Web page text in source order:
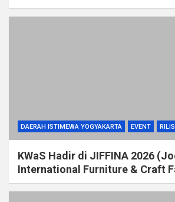
DAERAH ISTIMEWA YOGYAKARTA EVENT
KWaS Hadir di JIFFINA 2026
International Furniture & Craft